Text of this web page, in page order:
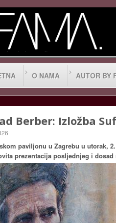
O NAMA AUTOR BY
Berber: Izložba
paviljonu u Zagrebu u utorak,
prezentacija posljednjeg i